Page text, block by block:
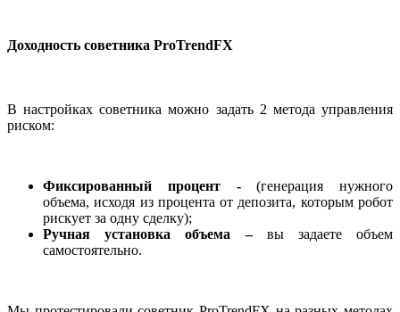
Доходность советника ProTrendFX
В настройках советника можно задать 2 метода управления
риском:
Фиксированный процент -(генерация нужного
объема, исходя из процента от депозита, которым робот
рискует за одну сделку);
Ручная установка объема – вы задаете объем
самостоятельно.